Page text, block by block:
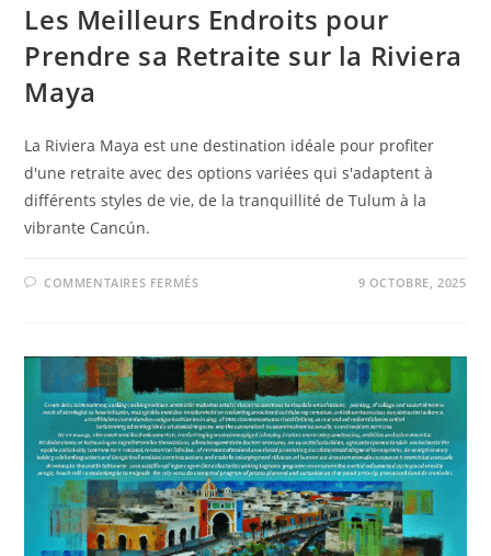
Les Meilleurs Endroits pour
Prendre sa Retraite sur la Riviera
Maya
La Riviera Maya est une destination idéale pour profiter
d'une retraite avec des options variées qui s'adaptent à
différents styles de vie, de la tranquillité de Tulum à la
vibrante Cancún.
COMMENTAIRES FERMÉS 9 OCTOBRE, 2025